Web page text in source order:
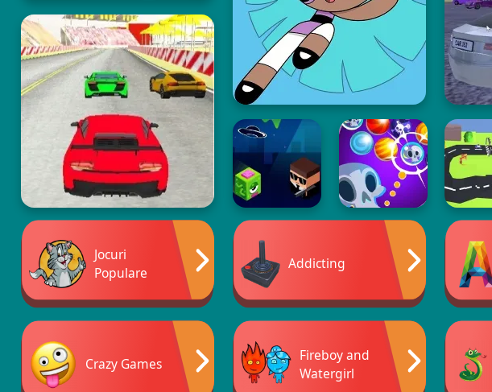
Jocuri
Populare
Addicting
Crazy Games
Fireboy and
Watergirl